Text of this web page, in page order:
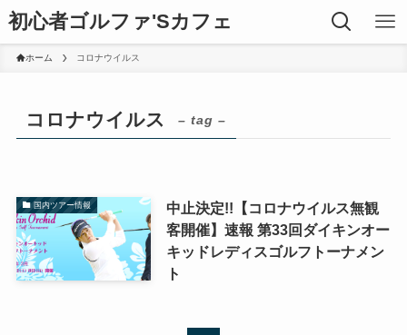
初心者ゴルファ'Sカフェ
ホーム コロナウイルス
コロナウイルス – tag –
国内ツアー情報
中止決定!!【コロナウイルス無観
客開催】速報 第33回ダイキンオー
キッドレディスゴルフトーナメン
ト